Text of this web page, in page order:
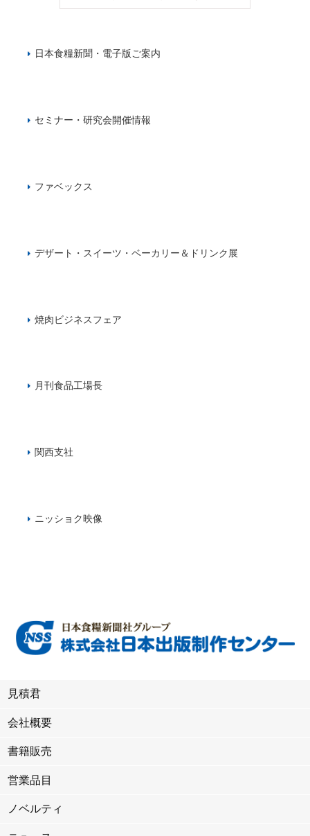
日本食糧新聞・電子版ご案内
セミナー・研究会開催情報
ファベックス
デザート・スイーツ・ベーカリー＆ドリンク展
焼肉ビジネスフェア
月刊食品工場長
関西支社
ニッショク映像
見積君
会社概要
書籍販売
営業品目
ノベルティ